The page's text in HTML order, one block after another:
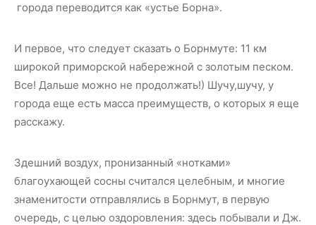
города переводится как «устье Борна».
И первое, что следует сказать о Борнмуте: 11 км
широкой приморской набережной с золотым песком.
Все! Дальше можно не продолжать!) Шучу,шучу, у
города еще есть масса преимуществ, о которых я еще
расскажу.
Здешний воздух, пронизанный «нотками»
благоухающей сосны считался целебным, и многие
знаменитости отправлялись в Борнмут, в первую
очередь, с целью оздоровления: здесь побывали и Дж.